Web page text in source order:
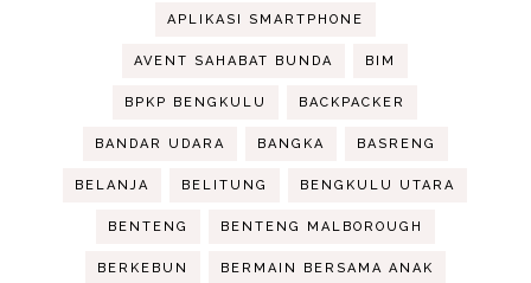
APLIKASI SMARTPHONE
AVENT SAHABAT BUNDA BIM
BPKP BENGKULU BACKPACKER
BANDAR UDARA BANGKA BASRENG
BELANJA BELITUNG BENGKULU UTARA
BENTENG BENTENG MALBOROUGH
BERKEBUN BERMAIN BERSAMA ANAK